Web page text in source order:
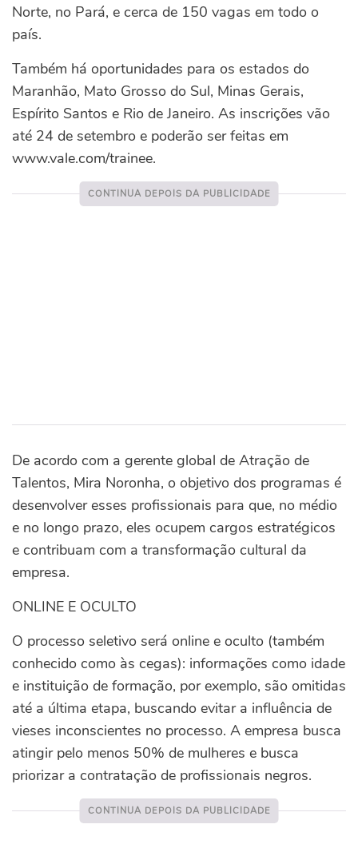
Norte, no Pará, e cerca de 150 vagas em todo o
país.
Também há oportunidades para os estados do
Maranhão, Mato Grosso do Sul, Minas Gerais,
Espírito Santos e Rio de Janeiro. As inscrições vão
até 24 de setembro e poderão ser feitas em
www.vale.com/trainee.
De acordo com a gerente global de Atração de
Talentos, Mira Noronha, o objetivo dos programas é
desenvolver esses profissionais para que, no médio
e no longo prazo, eles ocupem cargos estratégicos
e contribuam com a transformação cultural da
empresa.
ONLINE E OCULTO
O processo seletivo será online e oculto (também
conhecido como às cegas): informações como idade
e instituição de formação, por exemplo, são omitidas
até a última etapa, buscando evitar a influência de
vieses inconscientes no processo. A empresa busca
atingir pelo menos 50% de mulheres e busca
priorizar a contratação de profissionais negros.